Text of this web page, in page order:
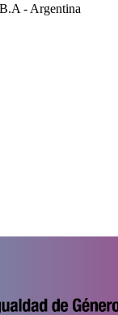
- Argentina